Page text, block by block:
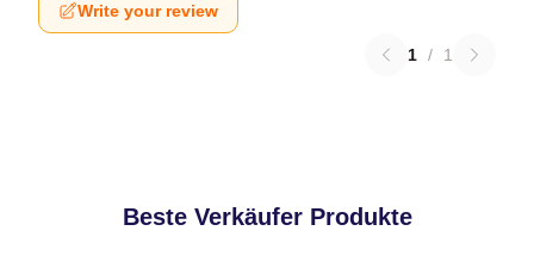
Write your review
1 / 1
Beste Verkäufer Produkte